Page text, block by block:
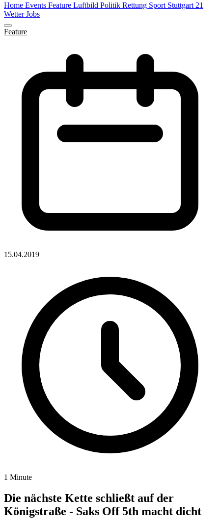
Home Events Feature Luftbild Politik Rettung Sport Stuttgart 21
WetterJobs
Feature
15.04.2019
1 Minute
Die nächste Kette schließt auf der
Königstraße - Saks Off 5th macht dicht